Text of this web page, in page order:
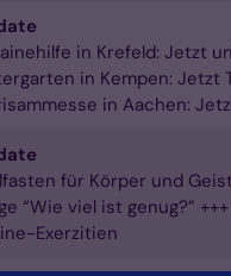
in Krefeld: Jetzt
in Kempen: Jetzt
in Aachen:
für Körper und
“Wie viel ist genug?”
Exerzitien